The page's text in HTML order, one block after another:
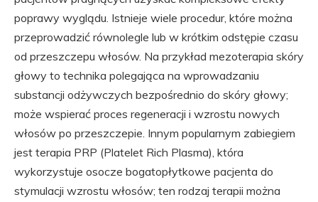
poprawy wyglądu. Istnieje wiele procedur, które można
przeprowadzić równolegle lub w krótkim odstępie czasu
od przeszczepu włosów. Na przykład mezoterapia skóry
głowy to technika polegająca na wprowadzaniu
substancji odżywczych bezpośrednio do skóry głowy;
może wspierać proces regeneracji i wzrostu nowych
włosów po przeszczepie. Innym popularnym zabiegiem
jest terapia PRP (Platelet Rich Plasma), która
wykorzystuje osocze bogatopłytkowe pacjenta do
stymulacji wzrostu włosów; ten rodzaj terapii można